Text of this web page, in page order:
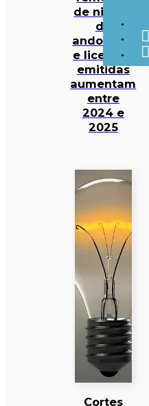
de ninhos
de
andorinha
e licenças
emitidas
aumentam
entre
2024 e
2025
Cortes